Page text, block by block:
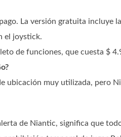
La versión gratuita incluye
el joystick.
de funciones, que cuesta $
ubicación muy utilizada, pero
de Niantic, significa que